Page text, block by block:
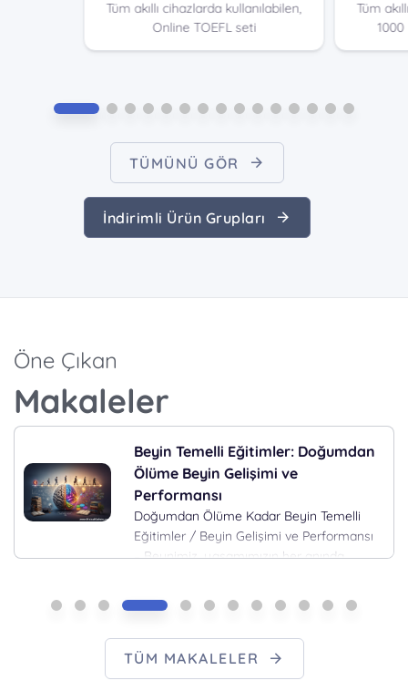
Tüm akıllı cihazlarda kullanılabilen,
Online TOEFL seti
Tüm
TÜMÜNÜ GÖR
İndirimli Ürün Grupları
Öne Çıkan
Makaleler
Beyin Temelli Eğitimler: Doğumdan
Ölüme Beyin Gelişimi ve
Performansı
Doğumdan Ölüme Kadar Beyin Temelli
Eğitimler / Beyin Gelişimi ve Performansı
– Beynimiz, yaşamımızın her anında
belirli yaşam evrelerinde beynimizin
ihtiyaçları farklılaşır ve bu farkındalık,
gelişimini desteklemede kritik bir öneme
sahiptir. İşte beyin gelişiminin
aşamalarına dair bir yol haritası:
TÜM MAKALELER